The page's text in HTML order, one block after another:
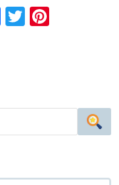
Facebook
Twitter